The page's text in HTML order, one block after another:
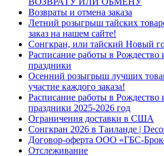
Возвраты и отмена заказа
Летний розыгрыш тайских
заказ на нашем сайте!
Сонгкран, или тайский Новый
Расписание работы в Рождество
праздники
Осенний розыгрыш лучших
участие каждого заказа!
Расписание работы в Рождество
праздники 2025-2026 год
Ограничения доставки в США
Сонгкран 2026 в Таиланде |
Договор-оферта ООО «ГБС-
Отслеживание